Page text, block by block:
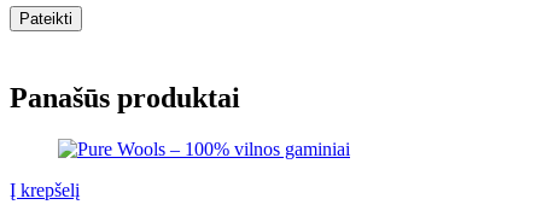
Panašūs produktai
Į krepšelį